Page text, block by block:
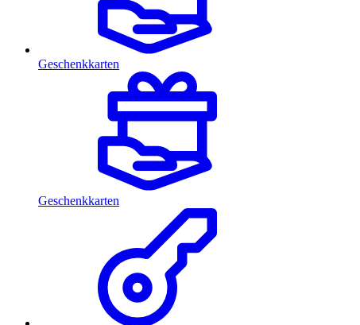
Geschenkkarten
Geschenkkarten